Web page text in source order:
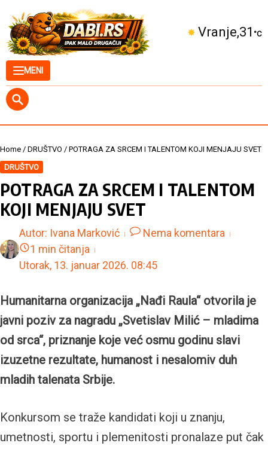
MENI
Kuršumlija 32 °C
Home / DRUŠTVO / POTRAGA ZA SRCEM I TALENTOM KOJI MENJAJU SVET
DRUŠTVO
POTRAGA ZA SRCEM I TALENTOM
KOJI MENJAJU SVET
Autor: Ivana Marković
Nema komentara
1 min čitanja
Utorak, 13. januar 2026. 08:45
Humanitarna organizacija „Nađi Raula“ otvorila je
javni poziv za nagradu „Svetislav Milić – mladima
od srca“, priznanje koje već osmu godinu slavi
izuzetne rezultate, humanost i nesalomiv duh
mladih talenata Srbije.
Konkursom se traže kandidati koji u znanju,
umetnosti, sportu i plemenitosti pronalaze put čak